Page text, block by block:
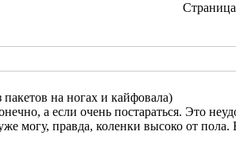
на ногах и кайфовала)
а если очень постараться. Это
могу, правда, коленки высоко от